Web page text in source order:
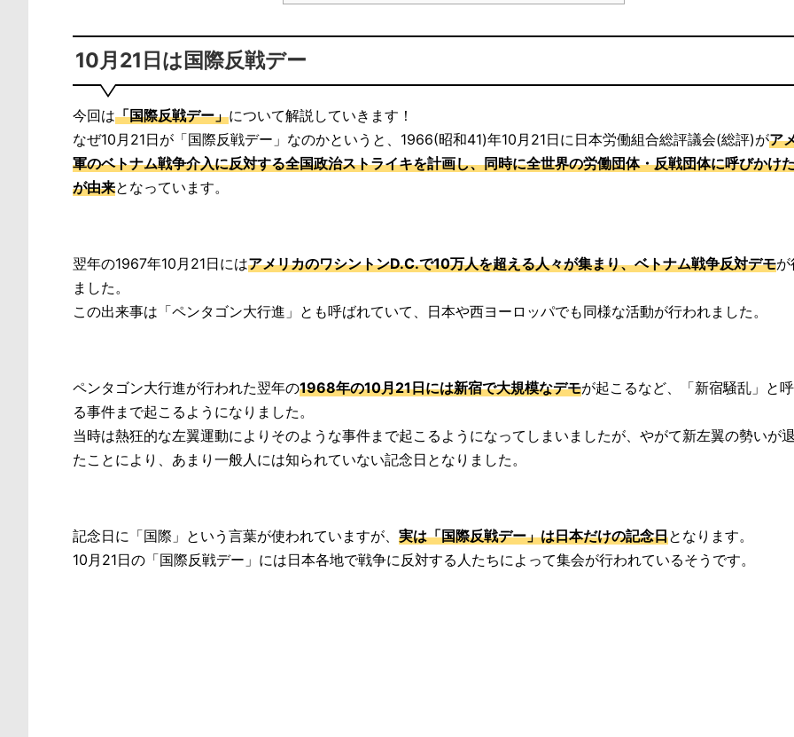
10月21日は国際反戦デー
今回は「国際反戦デー」について解説していきます！
なぜ10月21日が「国際反戦デー」なのかというと、1966(昭和41)年10月21日に日本労働組合総評議会(総評)がア
軍のベトナム戦争介入に反対する全国政治ストライキを計画し、同時に全世界の労働団体・反戦団体に呼びかけ
が由来となっています。
翌年の1967年10月21日にはアメリカのワシントンD.C.で10万人を超える人々が集まり、ベトナム戦争反対デモ
ました。
この出来事は「ペンタゴン大行進」とも呼ばれていて、日本や西ヨーロッパでも同様な活動が行われました。
ペンタゴン大行進が行われた翌年の1968年の10月21日には新宿で大規模なデモが起こるなど、「新宿騒乱」と
る事件まで起こるようになりました。
当時は熱狂的な左翼運動によりそのような事件まで起こるようになってしまいましたが、やがて新左翼の勢いが
たことにより、あまり一般人には知られていない記念日となりました。
記念日に「国際」という言葉が使われていますが、 実は「国際反戦デー」は日本だけの記念日となります。
10月21日の「国際反戦デー」には日本各地で戦争に反対する人たちによって集会が行われているそうです。